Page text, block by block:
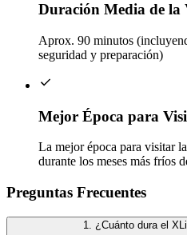
Duración Media de la
Aprox. 90 minutos
seguridad y preparación)
Mejor Época para
La mejor época para visitar
durante los meses más fríos
Preguntas Frecuentes
1. ¿Cuánto dura el